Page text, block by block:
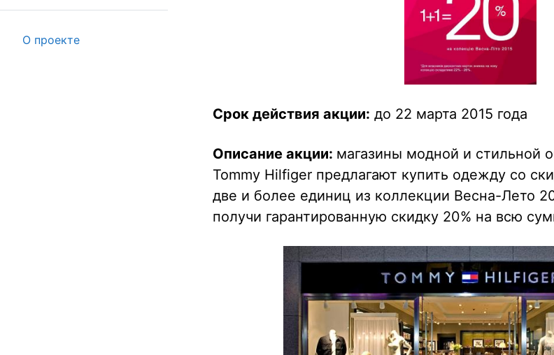
О проекте
Срок действия акции: до 22 марта 2015 года
Описание акции: магазины модной и стильной
Tommy Hilfiger предлагают купить одежду со
две и более единиц из коллекции Весна-Лето
получи гарантированную скидку 20% на всю